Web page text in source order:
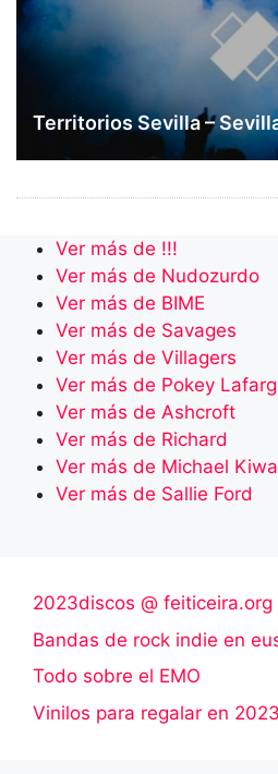
Territorios Sevilla –
Ver más de !!!
Ver más de Nudozurdo
Ver más de BIME
Ver más de Savages
Ver más de Villagers
Ver más de Pokey
Ver más de Ashcroft
Ver más de Richard
Ver más de Michael
Ver más de Sallie Ford
2023discos @ feiticeira.org
Bandas de rock indie en
Todo sobre el EMO
Vinilos para regalar en 2023